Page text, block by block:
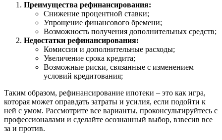
Преимущества рефинансирования:
Снижение процентной ставки;
Упрощение финансового бремени;
Возможность получения дополнительных средств;
Недостатки рефинансирования:
Комиссии и дополнительные расходы;
Увеличение срока кредита;
Возможные риски, связанные с изменением
условий кредитования;
Таким образом, рефинансирование ипотеки – это как игра,
которая может оправдать затраты и усилия, если подойти к
ней с умом. Рассмотрите все варианты, проконсультируйтесь с
профессионалами и сделайте осознанный выбор, взвесив все
за и против.